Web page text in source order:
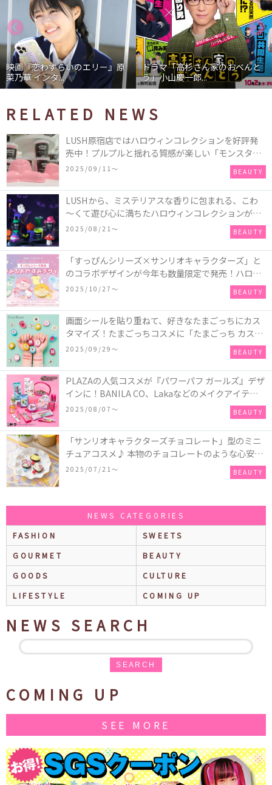
映画『恋わずらいのエリー』原
菜乃華 インタ...
ドラマ「高杉さん家のおべんと
う」小山慶一郎...
RELATED NEWS
LUSH原宿店ではハロウィンコレクションを好評発
売中！プルプルと揺れる質感が楽しい「モンスター
オクトパス」や定番の「ゴースティー」「パンキン
2025/09/11〜 BEAUTY
LUSHから、ミステリアスな香りに包まれる、こわ
～くて遊び心に満ちたハロウィンコレクションが新
発売！頭と胴体に分かれたバスアイテムを組み合わ
せてキャラクターを完成させる新作「モンスター・
マッシュアップ」シリーズなど♪
2025/08/21〜 BEAUTY
「すっぴんシリーズ×サンリオキャラクターズ」と
のコラボデザインが今年も数量限定で発売！ハロー
キティ、ポムポムプリン、ポチャッコ、ハンギョド
2025/10/27〜 BEAUTY
画面シールを貼り重ねて、好きなたまごっちにカス
タマイズ！たまごっちコスメに「たまごっち カスタ
ム!!リップ＆チーク」が新登場
2025/09/29〜 BEAUTY
PLAZAの人気コスメが『パワーパフ ガールズ』デザ
インに！BANILA CO、Lakaなどのメイクアイテム
に、＆honeyやSign+などのヘアアイテム、VTや
2025/08/07〜 BEAUTY
「サンリオキャラクターズチョコレート」型のミニ
チュアコスメ♪ 本物のチョコレートのような心安ら
ぐ香りの保湿バームが登場！
2025/07/21〜 BEAUTY
NEWS CATEGORIES
FASHION
SWEETS
GOURMET
BEAUTY
GOODS
CULTURE
LIFESTYLE
COMING UP
NEWS SEARCH
SEARCH
COMING UP
SEE MORE